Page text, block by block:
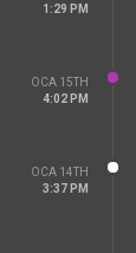
1:29 PM
OCA 15TH
4:02 PM
OCA 14TH
3:37 PM